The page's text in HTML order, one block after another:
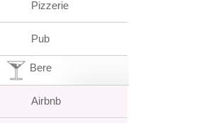
Pizzerie
Pub
Bere
Airbnb